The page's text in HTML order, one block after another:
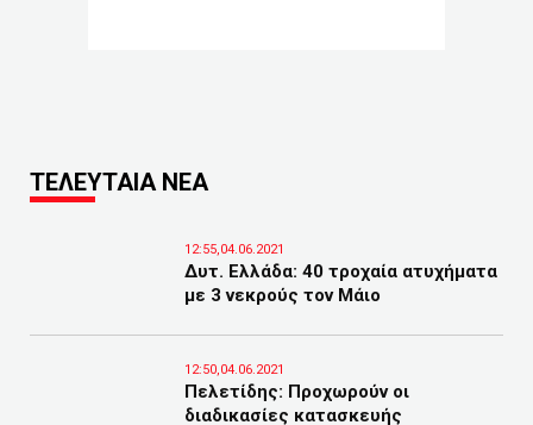
ΤΕΛΕΥΤΑΙΑ ΝΕΑ
12:55,04.06.2021
Δυτ. Ελλάδα: 40 τροχαία ατυχήματα
με 3 νεκρούς τον Μάιο
12:50,04.06.2021
Πελετίδης: Προχωρούν οι
διαδικασίες κατασκευής